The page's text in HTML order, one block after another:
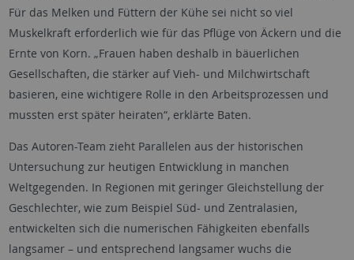
Für das Melken und Füttern der Kühe sei nicht so viel
Muskelkraft erforderlich wie für das Pflüge von Äckern und die
Ernte von Korn. „Frauen haben deshalb in bäuerlichen
Gesellschaften, die stärker auf Vieh- und Milchwirtschaft
basieren, eine wichtigere Rolle in den Arbeitsprozessen und
mussten erst später heiraten“, erklärte Baten.
Das Autoren-Team zieht Parallelen aus der historischen
Untersuchung zur heutigen Entwicklung in manchen
Weltgegenden. In Regionen mit geringer Gleichstellung der
Geschlechter, wie zum Beispiel Süd- und Zentralasien,
entwickelten sich die numerischen Fähigkeiten ebenfalls
langsamer – und entsprechend langsamer wuchs die